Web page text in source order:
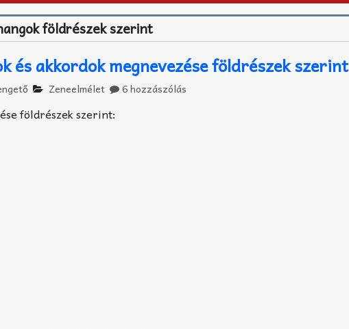
földrészek szerint
és akkordok megnevezése földrészek szerint
Zeneelmélet 6 hozzászólás
földrészek szerint: